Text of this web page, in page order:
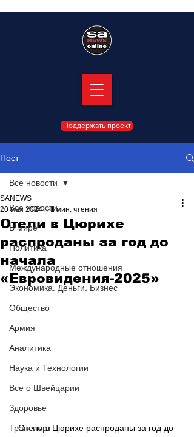
Поддержать проект
Пост
Все новости
В мире
Политика
Международные отношения
Экономика. Деньги. Бизнес
Общество
Армия
Аналитика
Наука и Технологии
Все о Швейцарии
Здоровье
Транспорт
Все новости
Отели в Цюрихе
распроданы за год до
начала
«Евровидения-2025»
SANEWS
20 мая 2024 г. 1 мин. чтения
Отели в Цюрихе распроданы за год до